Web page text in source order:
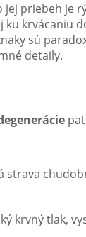
priebeh je
krvácaniu
sú
detaily.
strava
krvný tlak,